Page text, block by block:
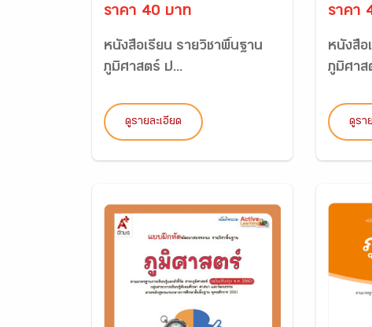
ราคา 40 บาท
หนังสือเรียน รายวิชาพื้นฐาน
ภูมิศาสตร์ ป...
ดูรายละเอียด
ราคา
หนังสือ
ภูมิศาส
ดูรา